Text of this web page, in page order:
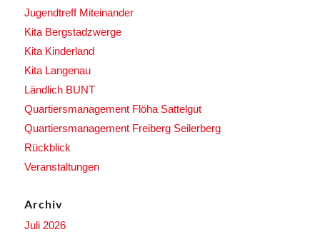
Jugendtreff Miteinander
Kita Bergstadzwerge
Kita Kinderland
Kita Langenau
Ländlich BUNT
Quartiersmanagement Flöha Sattelgut
Quartiersmanagement Freiberg Seilerberg
Rückblick
Veranstaltungen
Archiv
Juli 2026